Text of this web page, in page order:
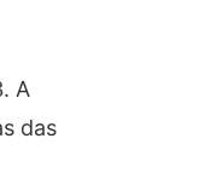
A
das